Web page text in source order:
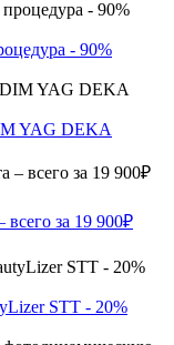
- 90%
YAG DEKA
всего за 19 900₽
STT - 20%